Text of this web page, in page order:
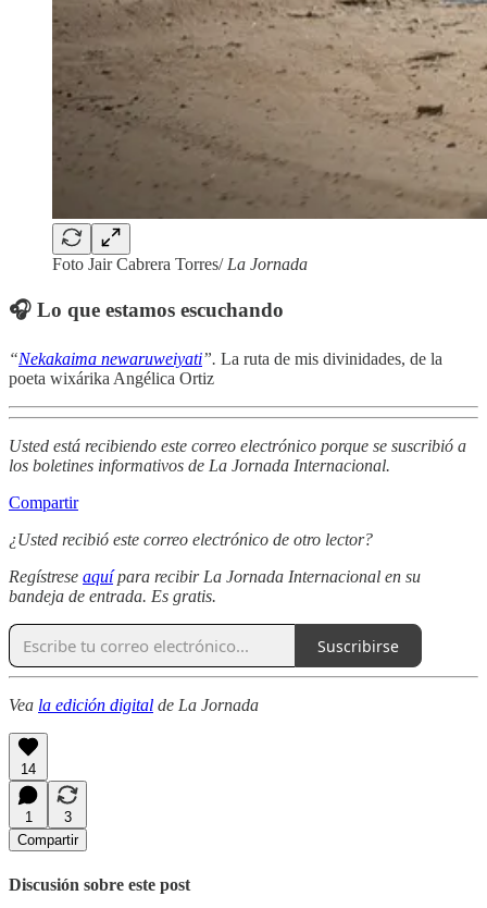
Foto Jair Cabrera Torres/ La Jornada
🎧 Lo que estamos escuchando
“Nekakaima newaruweiyati”. La ruta de mis divinidades, de la
poeta wixárika Angélica Ortiz
Usted está recibiendo este correo electrónico porque se suscribió a
los boletines informativos de La Jornada Internacional.
Compartir
¿Usted recibió este correo electrónico de otro lector?
Regístrese aquípara recibir La Jornada Internacional en su
bandeja de entrada. Es gratis.
Suscribirse
Vea la edición digital de La Jornada
14
1
3
Compartir
Discusión sobre este post